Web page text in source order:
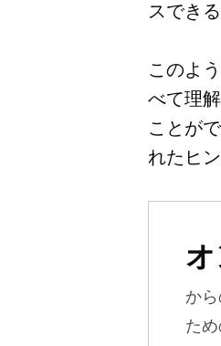
スでき
このよ
べて理
ことが
れたヒ
か
ため